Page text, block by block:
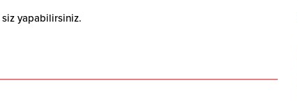
siz yapabilirsiniz.